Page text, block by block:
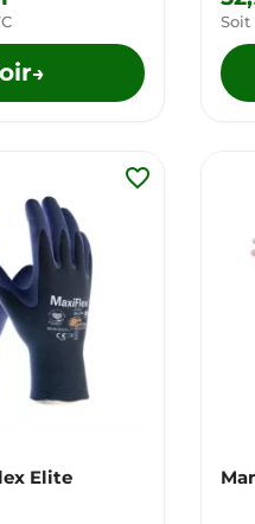
→
Soit
Elite
favorite_border